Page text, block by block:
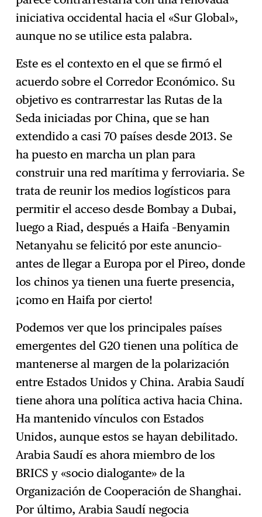
iniciativa occidental hacia el «Sur Global»,
aunque no se utilice esta palabra.
Este es el contexto en el que se firmó el
acuerdo sobre el Corredor Económico. Su
objetivo es contrarrestar las Rutas de la
Seda iniciadas por China, que se han
extendido a casi 70 países desde 2013. Se
ha puesto en marcha un plan para
construir una red marítima y ferroviaria. Se
trata de reunir los medios logísticos para
permitir el acceso desde Bombay a Dubai,
luego a Riad, después a Haifa –Benyamin
Netanyahu se felicitó por este anuncio–
antes de llegar a Europa por el Pireo, donde
los chinos ya tienen una fuerte presencia,
¡como en Haifa por cierto!
Podemos ver que los principales países
emergentes del G20 tienen una política de
mantenerse al margen de la polarización
entre Estados Unidos y China. Arabia Saudí
tiene ahora una política activa hacia China.
Ha mantenido vínculos con Estados
Unidos, aunque estos se hayan debilitado.
Arabia Saudí es ahora miembro de los
BRICS y «socio dialogante» de la
Organización de Cooperación de Shanghai.
Por último, Arabia Saudí negocia